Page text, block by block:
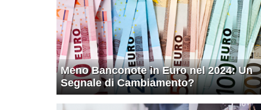
Meno Banconote in Euro nel 2024: Un
Segnale di Cambiamento?